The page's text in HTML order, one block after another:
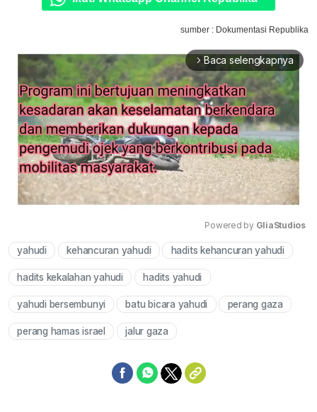
sumber : Dokumentasi Republika
arrow_forward_ios Baca selengkapnya
Mute
Powered by GliaStudios
yahudi kehancuran yahudi hadits kehancuran yahudi
hadits kekalahan yahudi hadits yahudi
yahudi bersembunyi batu bicara yahudi perang gaza
perang hamas israel jalur gaza